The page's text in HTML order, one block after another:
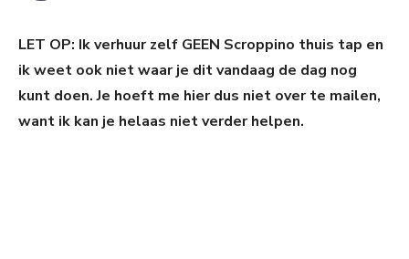
LET OP: Ik verhuur zelf GEEN Scroppino thuis tap en
ik weet ook niet waar je dit vandaag de dag nog
kunt doen. Je hoeft me hier dus niet over te mailen,
want ik kan je helaas niet verder helpen.